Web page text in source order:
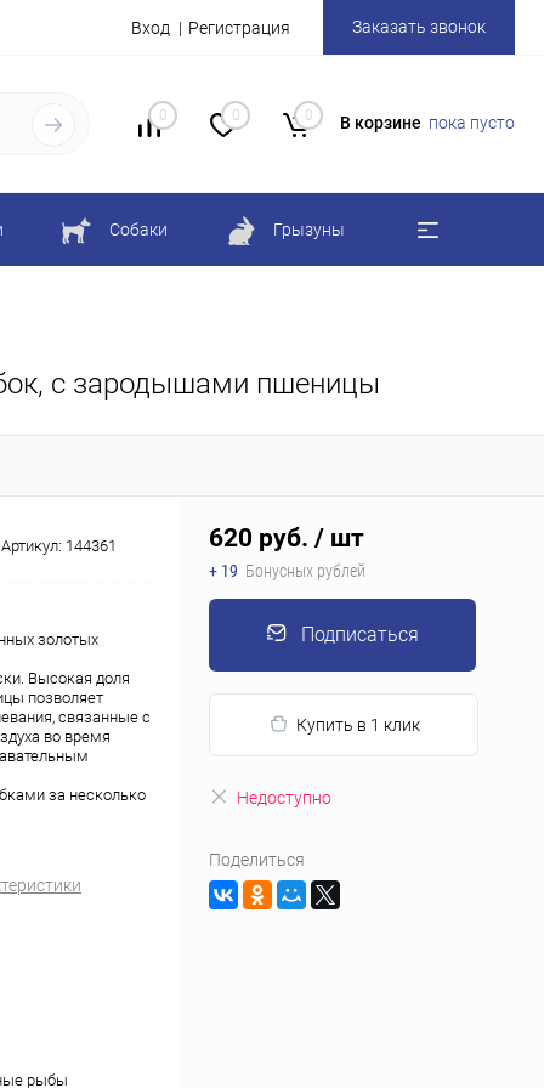
Вход Регистрация Заказать звонок
0 0 0 В корзине пока пусто
Собаки Грызуны
с зародышами пшеницы
Артикул: 144361
золотых
Высокая доля
позволяет
связанные с
во время
за несколько
рыбы
620 руб. / шт
+ 19 Бонусных рублей
Подписаться
Купить в 1 клик
Недоступно
Поделиться